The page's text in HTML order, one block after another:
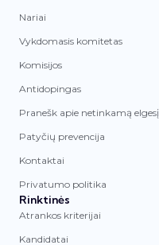
Nariai
Vykdomasis komitetas
Komisijos
Antidopingas
Pranešk apie netinkamą elgesį
Patyčių prevencija
Kontaktai
Privatumo politika
Rinktinės
Atrankos kriterijai
Kandidatai